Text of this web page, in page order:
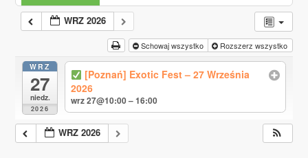
WRZ 2026
Schowaj wszystko Rozszerz wszystko
WRZ
27
niedz.
2026
[Poznań] Exotic Fest – 27 Września
2026
wrz 27@10:00 – 16:00
WRZ 2026